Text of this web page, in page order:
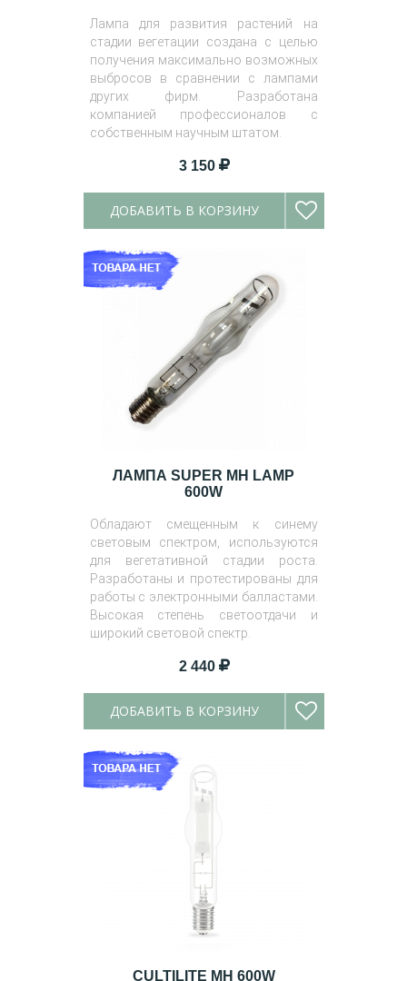
Лампа для развития растений на
стадии вегетации создана с целью
получения максимально возможных
выбросов в сравнении с лампами
других фирм. Разработана
компанией профессионалов с
собственным научным штатом.
3 150
ДОБАВИТЬ В КОРЗИНУ
ЛАМПА SUPER MH LAMP
600W
Обладают смещенным к синему
световым спектром, используются
для вегетативной стадии роста.
Разработаны и протестированы для
работы с электронными балластами.
Высокая степень светоотдачи и
широкий световой спектр.
2 440
ДОБАВИТЬ В КОРЗИНУ
CULTILITE MH 600W